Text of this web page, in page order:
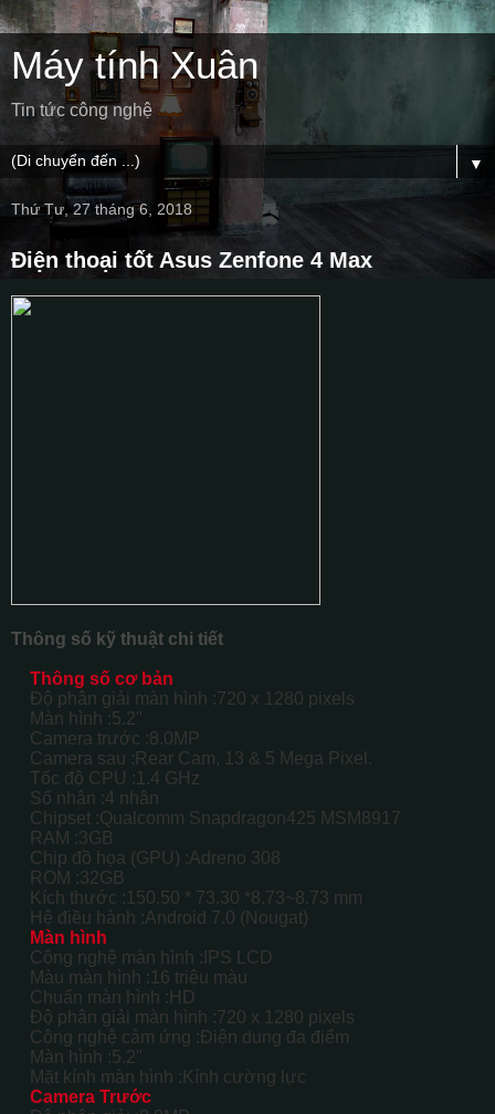
Máy tính Xuân
Tin tức công nghệ
▼
Thứ Tư, 27 tháng 6, 2018
Điện thoại tốt Asus Zenfone 4 Max
Thông số kỹ thuật chi tiết
Thông số cơ bản
Độ phân giải màn hình :720 x 1280 pixels
Màn hình :5.2"
Camera trước :8.0MP
Camera sau : Rear Cam, 13 & 5 Mega Pixel.
Tốc độ CPU :1.4 GHz
Số nhân :4 nhân
Chipset :Qualcomm Snapdragon425 MSM8917
RAM :3GB
Chip đồ họa (GPU) :Adreno 308
ROM :32GB
Kích thước :150.50 * 73.30 *8.73~8.73 mm
Hệ điều hành :Android 7.0 (Nougat)
Màn hình
Công nghệ màn hình : IPS LCD
Màu màn hình :16 triệu màu
Chuẩn màn hình : HD
Độ phân giải màn hình :720 x 1280 pixels
Công nghệ cảm ứng :Điện dung đa điểm
Màn hình :5.2"
Mặt kính màn hình : Kính cường lực
Camera Trước